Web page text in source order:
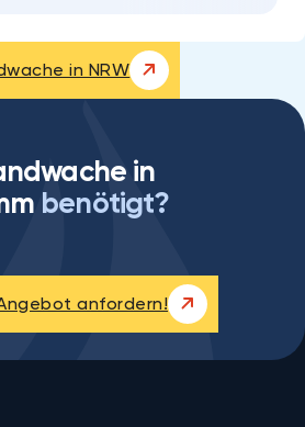
in NRW
in
benötigt?
anfordern!